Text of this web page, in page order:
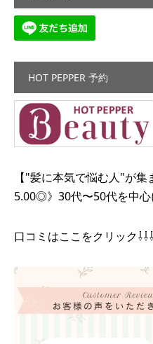
HOT PEPPER 予約
【"髪に本気で悩む人"が
5.00◎》30代〜50代を中心
口コミはここをクリック⇩⇩⇩